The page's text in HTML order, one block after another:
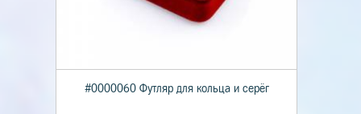
#0000060 Футляр для кольца и серёг